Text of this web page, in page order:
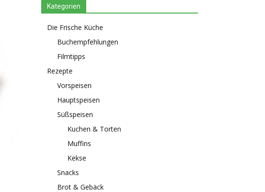
Kategorien
Die Frische Küche
Buchempfehlungen
Filmtipps
Rezepte
Vorspeisen
Hauptspeisen
Süßspeisen
Kuchen & Torten
Muffins
Kekse
Snacks
Brot & Gebäck